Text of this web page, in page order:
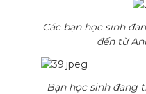
Các bạn học sinh
đến từ
Bạn học sinh đang